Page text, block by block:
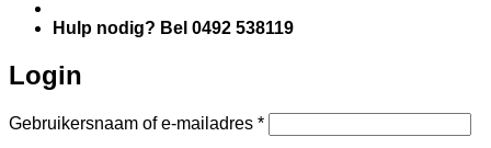
Hulp nodig? Bel 0492 538119
Login
Gebruikersnaam of e-mailadres *Vereist